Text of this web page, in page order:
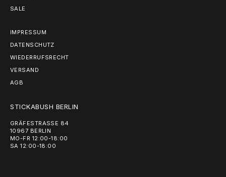
SALE
IMPRESSUM
DATENSCHUTZ
WIEDERRUFSRECHT
VERSAND
AGB
STICKABUSH BERLIN
GRÄFESTRASSE 84
10967 BERLIN
MO-FR 12:00-18:00
SA 12:00-18:00